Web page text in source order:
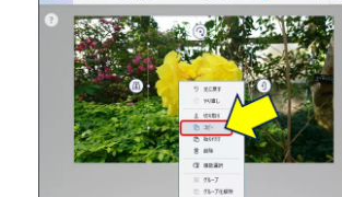
れるので、「完了」をクリックする。